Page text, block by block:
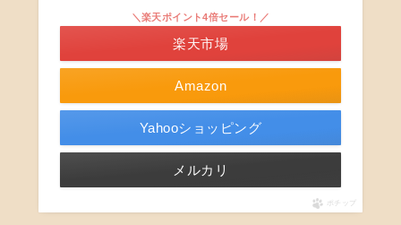
Amazon
＼楽天ポイント4倍セール！／
楽天市場
Yahooショッピング
メルカリ
ポチップ